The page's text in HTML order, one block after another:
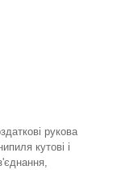
рукова
кутові і